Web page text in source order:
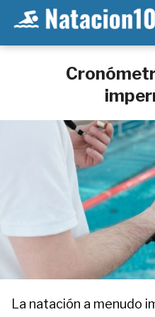
La natación a menudo